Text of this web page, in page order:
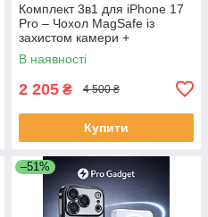
Комплект 3в1 для iPhone 17
Pro – Чохол MagSafe із
захистом камери +
Повербанк 50 000 mAh
(швидка зарядка) + Захисне
В наявності
2 205 ₴ 4 500 ₴
Купити
–51%